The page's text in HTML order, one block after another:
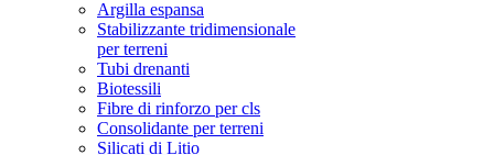
Argilla espansa
Stabilizzante tridimensionale
per terreni
Tubi drenanti
Biotessili
Fibre di rinforzo per cls
Consolidante per terreni
Silicati di Litio